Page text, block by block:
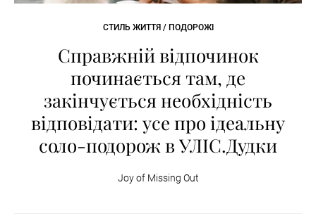
СТИЛЬ ЖИТТЯ / ПОДОРОЖІ
Справжній відпочинок
починається там, де
закінчується необхідність
відповідати: усе про ідеальну
соло-подорож в УЛІС.Дудки
Joy of Missing Out